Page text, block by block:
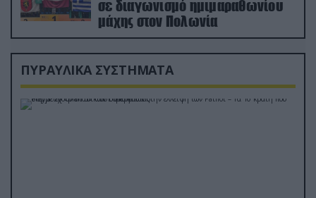
σε διαγωνισμό ημιμαραθωνίου
μάχης στον Πολωνία
ΠΥΡΑΥΛΙΚΑ ΣΥΣΤΗΜΑΤΑ